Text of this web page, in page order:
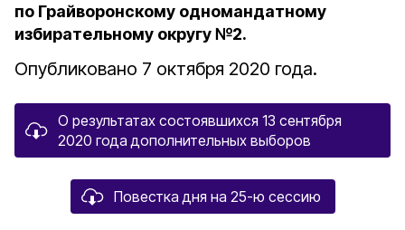
по Грайворонскому одномандатному
избирательному округу №2.
Опубликовано 7 октября 2020 года.
О результатах состоявшихся 13 сентября
2020 года дополнительных выборов
Повестка дня на 25-ю сессию